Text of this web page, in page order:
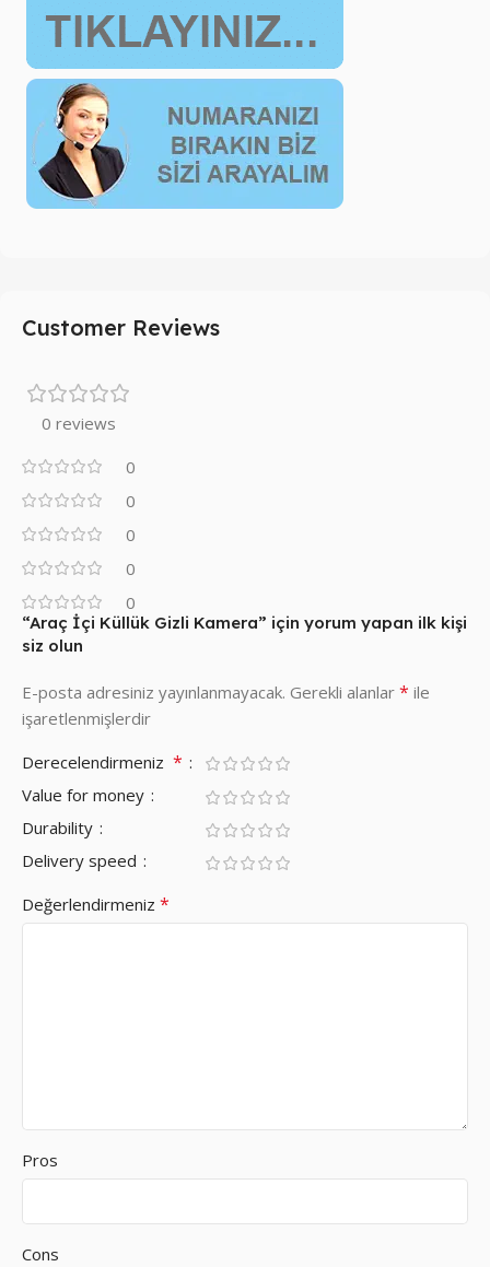
Customer Reviews
0 reviews
0
0
0
0
0
“Araç İçi Küllük Gizli Kamera” için yorum yapan ilk kişi
siz olun
E-posta adresiniz yayınlanmayacak. Gerekli alanlar * ile
işaretlenmişlerdir
Derecelendirmeniz *
Value for money
Durability
Delivery speed
Değerlendirmeniz *
Pros
Cons